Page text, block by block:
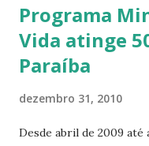
Programa
Vida atinge
Paraíba
dezembro 31, 2010
Desde abril de 2009